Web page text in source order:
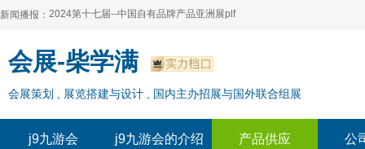
新闻播报：
2024上海自有品牌展--百货展|食品展 零售展|oem展
2024全球自有--品牌产品亚洲展（plf）
2024第十七届--中国自有品牌产品亚洲展plf
2024全球自有--品牌产品亚洲展（plf）
2024年上海--第17届自有品牌展
会展-柴学满
会展策划 , 展览搭建与设计 , 国内主办招展与国外联合组展
j9九游会 j9九游会的介绍 产品供应 公